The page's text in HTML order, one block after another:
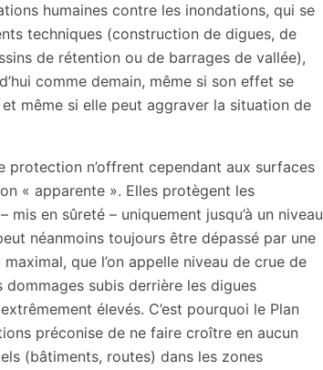
humaines contre les inondations, qui se
techniques (construction de digues, de
de rétention ou de barrages de vallée),
comme demain, même si son effet se
même si elle peut aggraver la situation de
protection n’offrent cependant aux surfaces
« apparente ». Elles protègent les
mis en sûreté – uniquement jusqu’à un niveau
néanmoins toujours être dépassé par une
que l’on appelle niveau de crue de
dommages subis derrière les digues
élevés. C’est pourquoi le Plan
préconise de ne faire croître en aucun
(bâtiments, routes) dans les zones